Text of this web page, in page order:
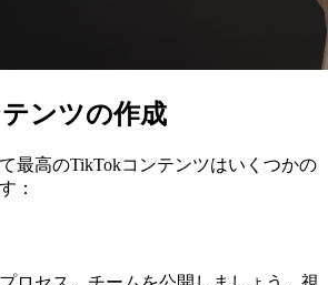
ンツの作成
最高のTikTokコンテンツはいくつかの
：